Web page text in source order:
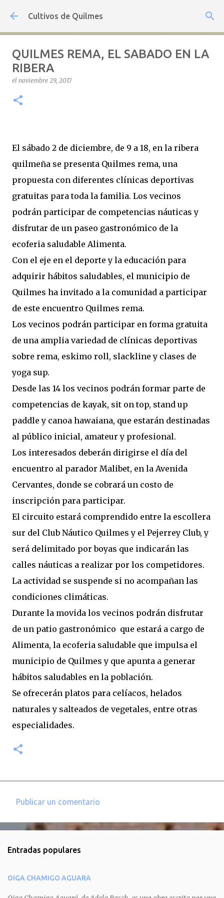
Ir al contenido principal
Cultivos de Quilmes
QUILMES REMA, EL SABADO EN LA
RIBERA
el noviembre 29, 2017
El sábado 2 de diciembre, de 9 a 18, en la ribera
quilmeña se presenta Quilmes rema, una
propuesta con diferentes clínicas deportivas
gratuitas para toda la familia. Los vecinos
podrán participar de competencias náuticas y
disfrutar de un paseo gastronómico de la
ecoferia saludable Alimenta.
Con el eje en el deporte y la educación para
adquirir hábitos saludables, el municipio de
Quilmes ha invitado a la comunidad a participar
de este encuentro Quilmes rema.
Los vecinos podrán participar en forma gratuita
de una amplia variedad de clínicas deportivas
sobre rema, eskimo roll, slackline y clases de
yoga sup.
Desde las 14 los vecinos podrán formar parte de
competencias de kayak, sit on top, stand up
paddle y canoa hawaiana, que estarán destinadas
al público inicial, amateur y profesional.
Los interesados deberán dirigirse el día del
encuentro al parador Malibet, en la Avenida
Cervantes, donde se cobrará un costo de
inscripción para participar.
El circuito estará comprendido entre la escollera
sur del Club Náutico Quilmes y el Pejerrey Club, y
será delimitado por boyas que indicarán las
calles náuticas a realizar por los competidores.
La actividad se suspende si no acompañan las
condiciones climáticas.
Durante la movida los vecinos podrán disfrutar
de un patio gastronómico que estará a cargo de
Alimenta, la ecoferia saludable que impulsa el
municipio de Quilmes y que apunta a generar
hábitos saludables en la población.
Se ofrecerán platos para celíacos, helados
naturales y salteados de vegetales, entre otras
especialidades.
e
t
Publicar un comentario
Entradas populares
OIGA CHAMIGO AGUARA